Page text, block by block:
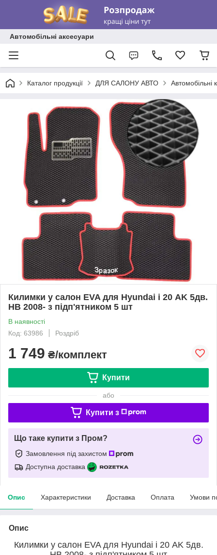
Автомобільні аксесуари
Каталог продукції ДЛЯ САЛОНУ АВТО Автомобільні
Килимки у салон EVA для Hyundai і 20 AK 5дв.
HB 2008- з підп'ятником 5 шт
В наявності
Код: 63986
Роздріб
1 749 ₴/комплект
Купити
або
Купити з
Що таке купити з Пром?
Замовлення під захистом
Доступна доставка
Опис Характеристики Доставка Оплата Умови
Опис
Килимки у салон EVA для Hyundai і 20 AK 5дв.